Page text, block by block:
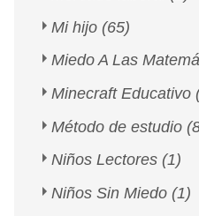
Mi hijo (65)
Miedo A Las
Minecraft Educativo
Método de estudio
Niños Lectores (1)
Niños Sin Miedo (1)